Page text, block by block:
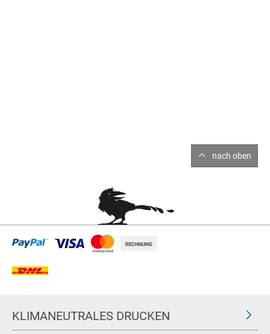
nach oben
KLIMANEUTRALES DRUCKEN